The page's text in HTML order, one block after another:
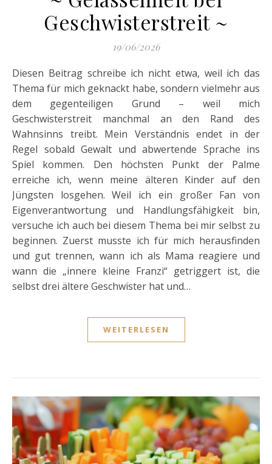
Geschwisterstreit ~
19/06/2026
Diesen Beitrag schreibe ich nicht etwa, weil ich das
Thema für mich geknackt habe, sondern vielmehr aus
dem gegenteiligen Grund – weil mich
Geschwisterstreit manchmal an den Rand des
Wahnsinns treibt. Mein Verständnis endet in der
Regel sobald Gewalt und abwertende Sprache ins
Spiel kommen. Den höchsten Punkt der Palme
erreiche ich, wenn meine älteren Kinder auf den
Jüngsten losgehen. Weil ich ein großer Fan von
Eigenverantwortung und Handlungsfähigkeit bin,
versuche ich auch bei diesem Thema bei mir selbst zu
beginnen. Zuerst musste ich für mich herausfinden
und gut trennen, wann ich als Mama reagiere und
wann die „innere kleine Franzi“ getriggert ist, die
selbst drei ältere Geschwister hat und…
WEITERLESEN